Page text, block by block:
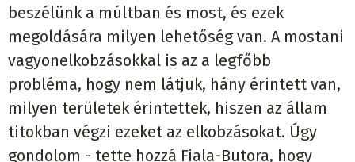
beszélünk a múltban és most, és ezek
megoldására milyen lehetőség van. A mostani
vagyonelkobzásokkal is az a legfőbb
probléma, hogy nem látjuk, hány érintett van,
milyen területek érintettek, hiszen az állam
titokban végzi ezeket az elkobzásokat. Úgy
gondolom - tette hozzá Fiala-Butora, hogy